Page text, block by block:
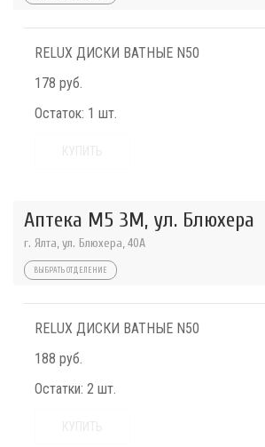
RELUX ДИСКИ ВАТНЫЕ N50
178 руб.
Остаток: 1 шт.
Аптека М5 3М, ул. Блюхера
г. Ялта, ул. Блюхера, 40А
ВЫБРАТЬ ОТДЕЛЕНИЕ
RELUX ДИСКИ ВАТНЫЕ N50
188 руб.
Остатки: 2 шт.